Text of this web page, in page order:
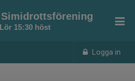
Logga in
15:30 höst